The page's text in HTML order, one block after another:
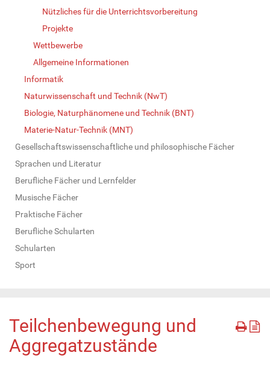
Nützliches für die Unterrichtsvorbereitung
Projekte
Wettbewerbe
Allgemeine Informationen
Informatik
Naturwissenschaft und Technik (NwT)
Biologie, Naturphänomene und Technik (BNT)
Materie-Natur-Technik (MNT)
Gesellschaftswissenschaftliche und philosophische Fächer
Sprachen und Literatur
Berufliche Fächer und Lernfelder
Musische Fächer
Praktische Fächer
Berufliche Schularten
Schularten
Sport
Teilchenbewegung und
Aggregatzustände